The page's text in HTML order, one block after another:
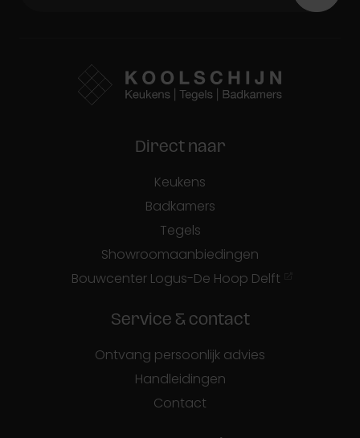
Direct naar
Keukens
Badkamers
Tegels
Showroomaanbiedingen
Bouwcenter Logus-De Hoop Delft
Service & contact
Ontvang persoonlijk advies
Handleidingen
Contact